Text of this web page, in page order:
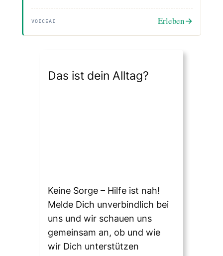
VOICEAI Erleben→
Das ist dein Alltag?
Keine Sorge – Hilfe ist nah!
Melde Dich unverbindlich bei
uns und wir schauen uns
gemeinsam an, ob und wie
wir Dich unterstützen